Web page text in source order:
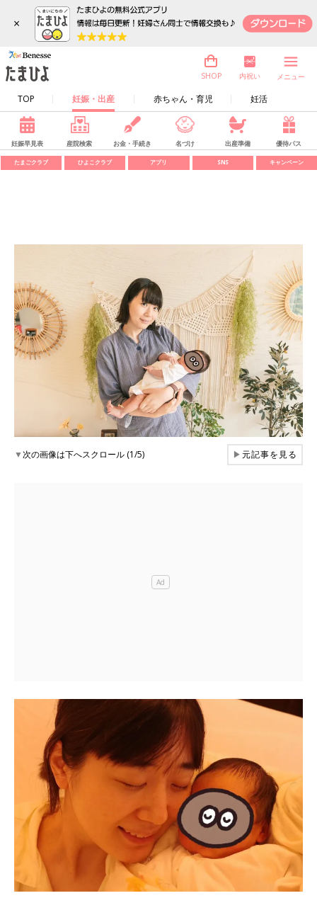
×
TOP 妊娠・出産 赤ちゃん・育児 妊活
SHOP 内祝い メニュー
妊娠早見表 産院検索 お金・手続き 名づけ 出産準備 優待パス
たまごクラブ ひよこクラブ アプリ SNS キャンペーン
▼次の画像は下へスクロール (1/5) ▶元記事を見る